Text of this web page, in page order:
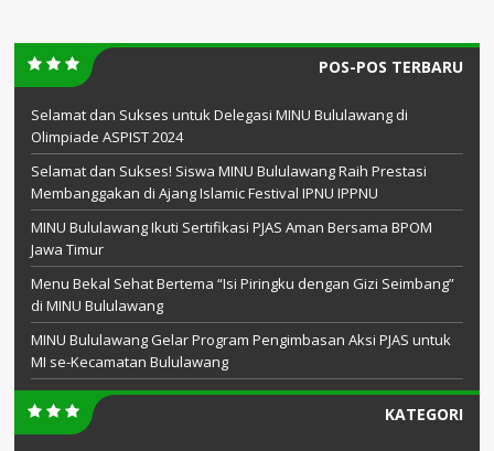
POS-POS TERBARU
Selamat dan Sukses untuk Delegasi MINU Bululawang di
Olimpiade ASPIST 2024
Selamat dan Sukses! Siswa MINU Bululawang Raih Prestasi
Membanggakan di Ajang Islamic Festival IPNU IPPNU
MINU Bululawang Ikuti Sertifikasi PJAS Aman Bersama BPOM
Jawa Timur
Menu Bekal Sehat Bertema “Isi Piringku dengan Gizi Seimbang”
di MINU Bululawang
MINU Bululawang Gelar Program Pengimbasan Aksi PJAS untuk
MI se-Kecamatan Bululawang
KATEGORI